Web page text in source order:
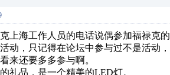
上海工作人员的电话说偶参加福禄克
动，只记得在论坛中参与过不是活动
来还要多多参与啊。
礼品，是一个精美的LED灯。